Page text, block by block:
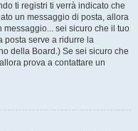
ti registri ti verrà indicato che
un messaggio di posta, allora
sei sicuro che il tuo
posta serve a ridurre la
della Board.) Se sei sicuro che
prova a contattare un